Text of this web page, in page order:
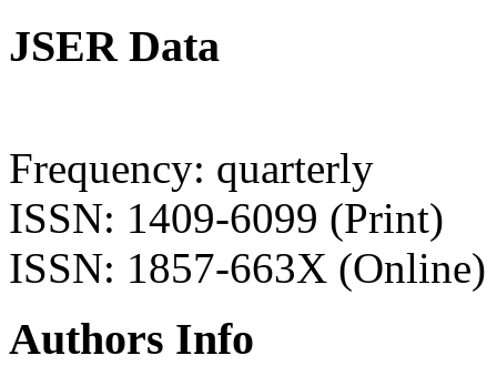
JSER Data
Frequency: quarterly
ISSN: 1409-6099 (Print)
ISSN: 1857-663X (Online)
Authors Info